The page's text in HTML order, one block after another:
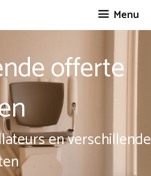
Menu
offerte
en verschillende